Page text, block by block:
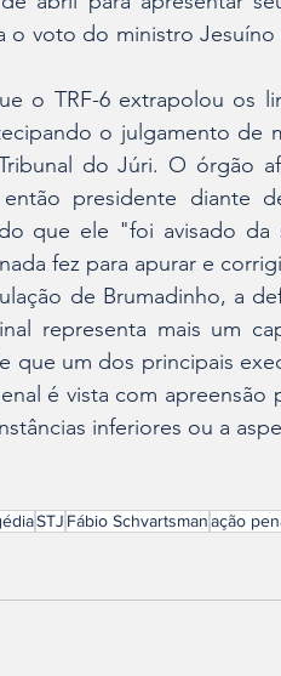
o voto do ministro
o TRF-6 extrapolou os
o julgamento de
do Júri. O órgão
presidente diante
que ele "foi avisado da
fez para apurar e
de Brumadinho, a
representa mais um
que um dos principais
é vista com
inferiores ou a
STJ Fábio Schvartsmanação